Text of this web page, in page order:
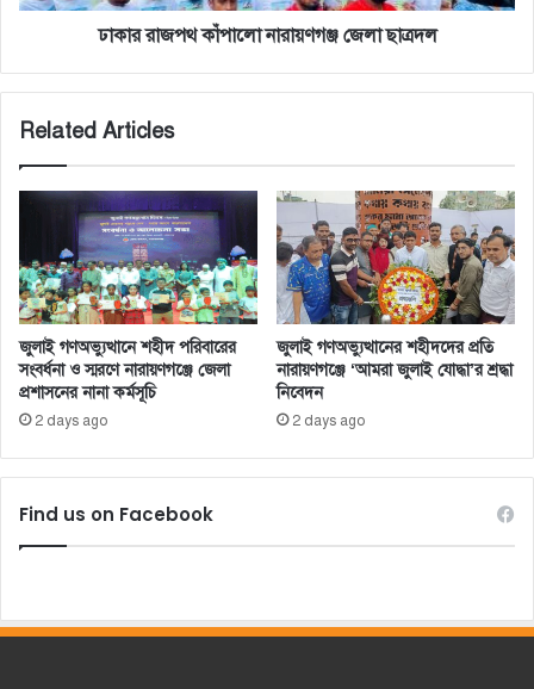
ঢাকার রাজপথ কাঁপালো নারায়ণগঞ্জ জেলা ছাত্রদল
Related Articles
জুলাই গণঅভ্যুত্থানে শহীদ পরিবারের
সংবর্ধনা ও স্মরণে নারায়ণগঞ্জে জেলা
প্রশাসনের নানা কর্মসূচি
2 days ago
জুলাই গণঅভ্যুত্থানের শহীদদের প্রতি
নারায়ণগঞ্জে ‘আমরা জুলাই যোদ্ধা’র শ্রদ্ধা
নিবেদন
2 days ago
Find us on Facebook